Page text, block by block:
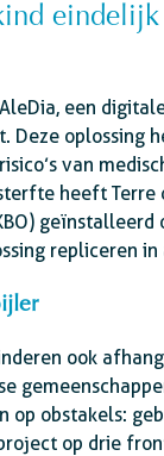
eindelijk
een
Deze oplossing
van
heeft Terre
repliceren
ook
op obstakels:
op drie